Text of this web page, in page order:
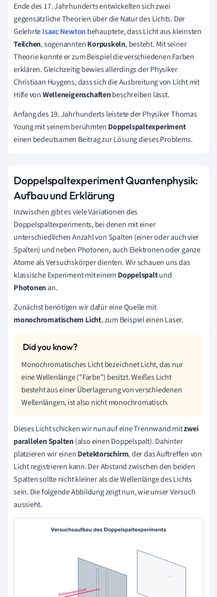
Ende des 17. Jahrhunderts entwickelten sich zwei
gegensätzliche Theorien über die Natur des Lichts. Der
GelehrteIsaac Newton behauptete, dass Licht aus kleinsten
Teilchen, sogenanntenKorpuskeln, besteht. Mit seiner
Theorie konnte er zum Beispiel die verschiedenen Farben
erklären. Gleichzeitig bewies allerdings der Physiker
Christiaan Huygens, dass sich die Ausbreitung von Licht mit
Hilfe vonWelleneigenschaftenbeschreiben lässt.
Anfang des 19. Jahrhunderts leistete der Physiker Thomas
Young mit seinem berühmten Doppelspaltexperiment
einen bedeutsamen Beitrag zur Lösung dieses Problems.
Doppelspaltexperiment Quantenphysik:
Aufbau und Erklärung
Inzwischen gibt es viele Variationen des
Doppelspaltexperiments, bei denen mit einer
unterschiedlichen Anzahl von Spalten (einer oder auch vier
Spalten) und neben Photonen, auch Elektronen oder ganze
Atome als Versuchskörper dienten. Wir schauen uns das
klassische Experiment mit einem Doppelspaltund
Photonenan.
Zunächst benötigen wir dafür eine Quelle mit
monochromatischem Licht, zum Beispiel einen Laser.
Monochromatisches Licht bezeichnet Licht, das nur
eine Wellenlänge ("Farbe") besitzt. Weißes Licht
besteht aus einer Überlagerung von verschiedenen
Wellenlängen, ist also nicht monochromatisch.
Dieses Licht schicken wir nun auf eine Trennwand mitzwei
parallelen Spalten(also einen Doppelspalt). Dahinter
platzieren wir einenDetektorschirm, der das Auftreffen von
Licht registrieren kann. Der Abstand zwischen den beiden
Spalten sollte nicht kleiner als die Wellenlänge des Lichts
sein. Die folgende Abbildung zeigt nun, wie unser Versuch
aussieht.